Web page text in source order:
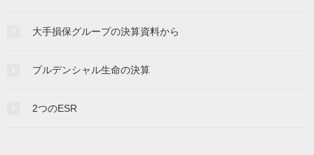
大手損保グループの決算資料から
プルデンシャル生命の決算
2つのESR